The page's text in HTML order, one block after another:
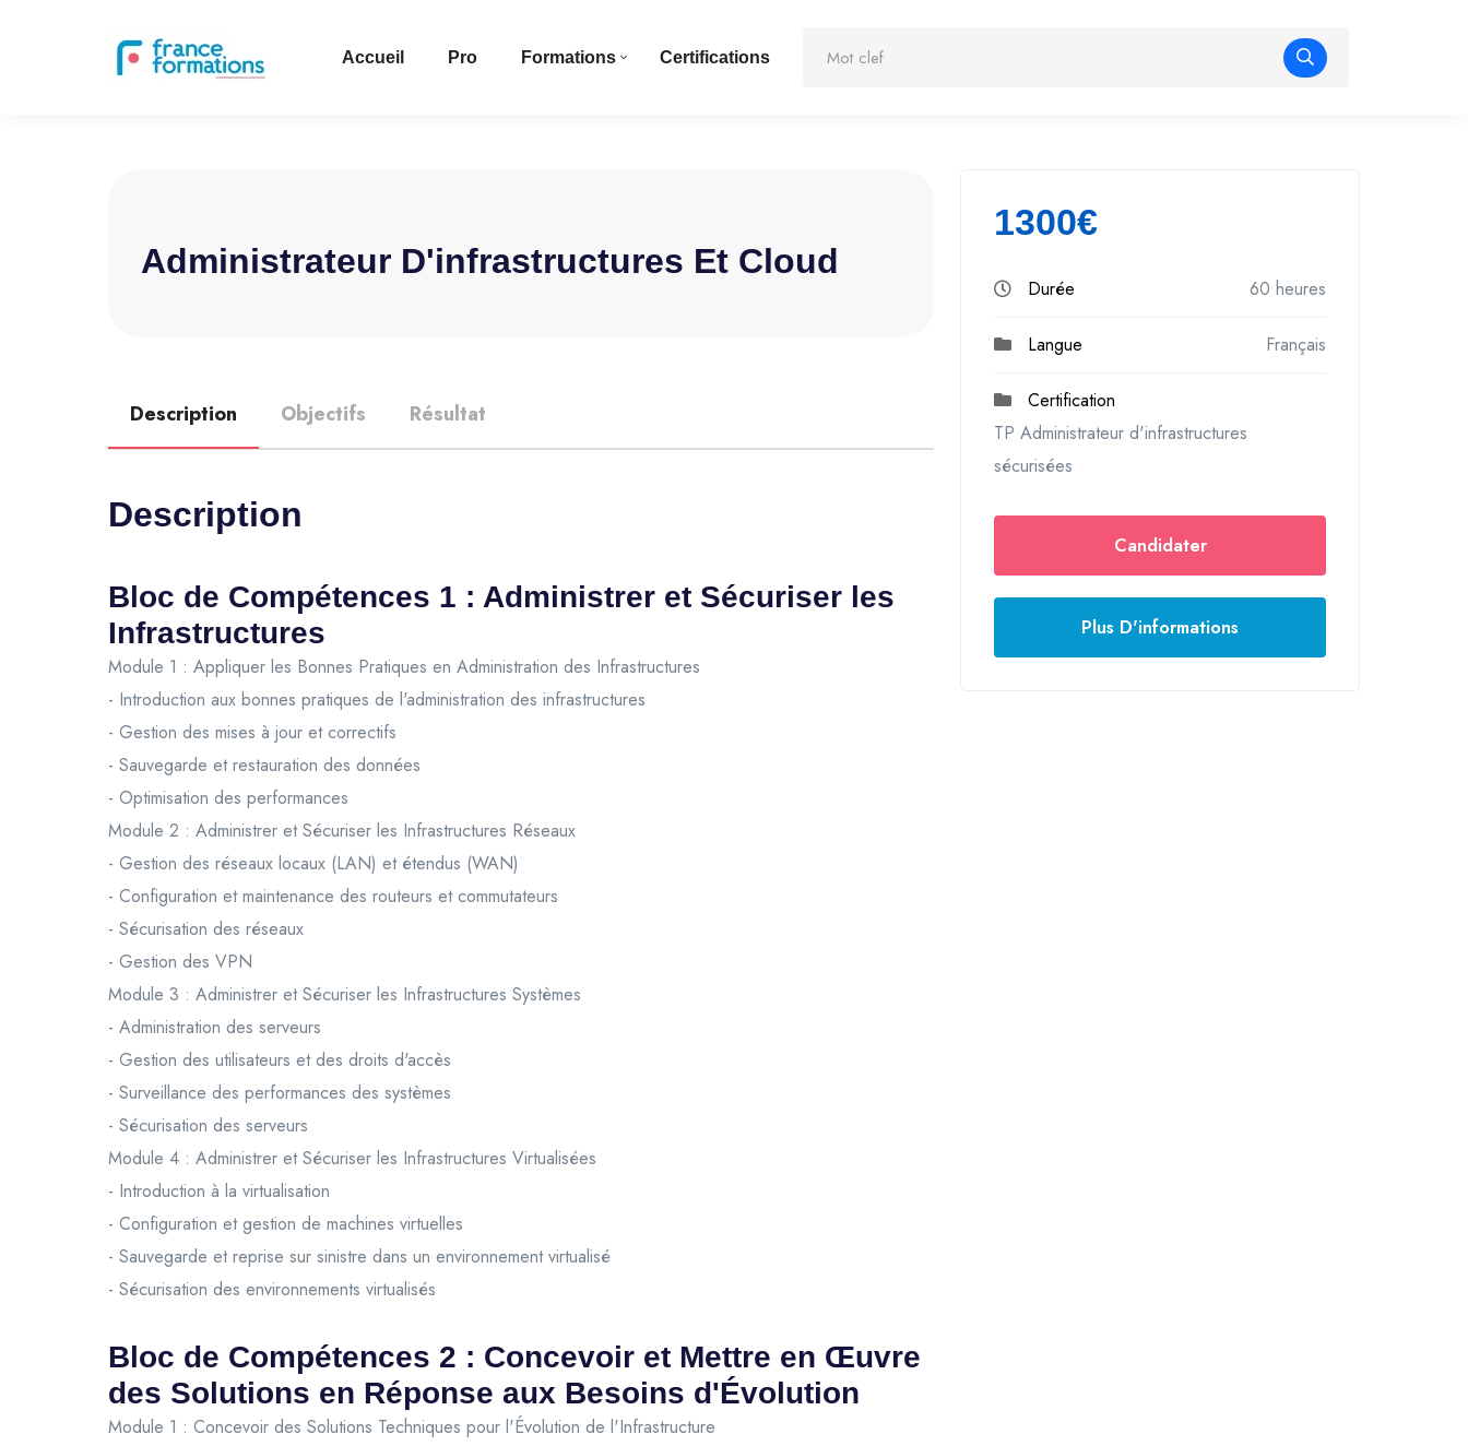
Accueil Pro Formations Certifications
Administrateur D'infrastructures Et Cloud
Description Objectifs Résultat
Description
Bloc de Compétences 1 : Administrer et Sécuriser les
Infrastructures
Module 1 : Appliquer les Bonnes Pratiques en Administration des Infrastructures
- Introduction aux bonnes pratiques de l'administration des infrastructures
- Gestion des mises à jour et correctifs
- Sauvegarde et restauration des données
- Optimisation des performances
Module 2 : Administrer et Sécuriser les Infrastructures Réseaux
- Gestion des réseaux locaux (LAN) et étendus (WAN)
- Configuration et maintenance des routeurs et commutateurs
- Sécurisation des réseaux
- Gestion des VPN
Module 3 : Administrer et Sécuriser les Infrastructures Systèmes
- Administration des serveurs
- Gestion des utilisateurs et des droits d'accès
- Surveillance des performances des systèmes
- Sécurisation des serveurs
Module 4 : Administrer et Sécuriser les Infrastructures Virtualisées
- Introduction à la virtualisation
- Configuration et gestion de machines virtuelles
- Sauvegarde et reprise sur sinistre dans un environnement virtualisé
- Sécurisation des environnements virtualisés
Bloc de Compétences 2 : Concevoir et Mettre en Œuvre
des Solutions en Réponse aux Besoins d'Évolution
Module 1 : Concevoir des Solutions Techniques pour l'Évolution de l'Infrastructure
1300€
Durée 60 heures
Langue Français
Certification
TP Administrateur d'infrastructures
sécurisées
Candidater
Plus D'informations